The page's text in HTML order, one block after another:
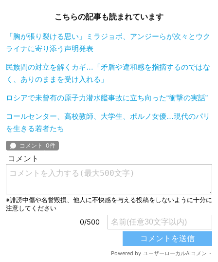
こちらの記事も読まれています
「胸が張り裂ける思い」ミラジョボ、アンジーらが次々とウク
ライナに寄り添う声明発表
民族間の対立を解くカギ…「矛盾や違和感を指摘するのではな
く、ありのままを受け入れる」
ロシアで未曾有の原子力潜水艦事故に立ち向った“衝撃の実話”
コールセンター、高校教師、大学生、ポルノ女優…現代のパリ
を生きる若者たち